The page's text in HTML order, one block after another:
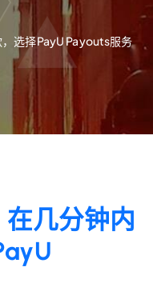
选择PayU Payouts服务
几分钟内